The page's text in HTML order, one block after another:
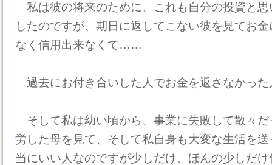
私は彼の将来のために、これも自分の投資と
したのですが、期日に返してこない彼を見てお
なく信用出来なくて……
過去にお付き合いした人でお金を返さなかっ
そして私は幼い頃から、事業に失敗して散々
労した母を見て、そして私自身も大変な生活を
当にいい人なのですが少しだけ、ほんの少しだ